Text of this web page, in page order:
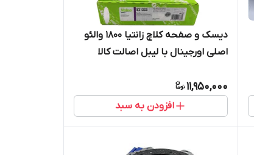
دیسک و صفحه کلاچ زانتیا 1800 والئو
اصلی اورجینال با لیبل اصالت کالا
11,950,000
افزودن به سبد